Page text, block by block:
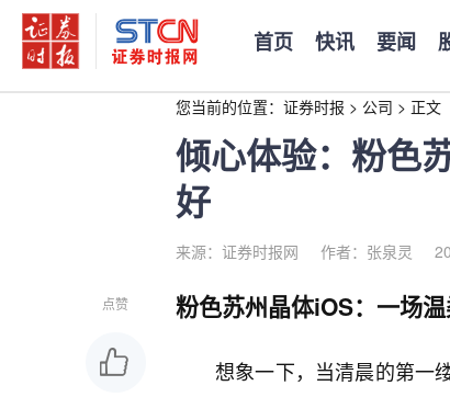
首页 快讯 要闻
您当前的位置： 证券时报 > 公司 > 正文
倾心体验：粉色
好
来源：证券时报网 作者：张泉灵
点赞 粉色苏州晶体iOS：一场
想象一下，当清晨的第一